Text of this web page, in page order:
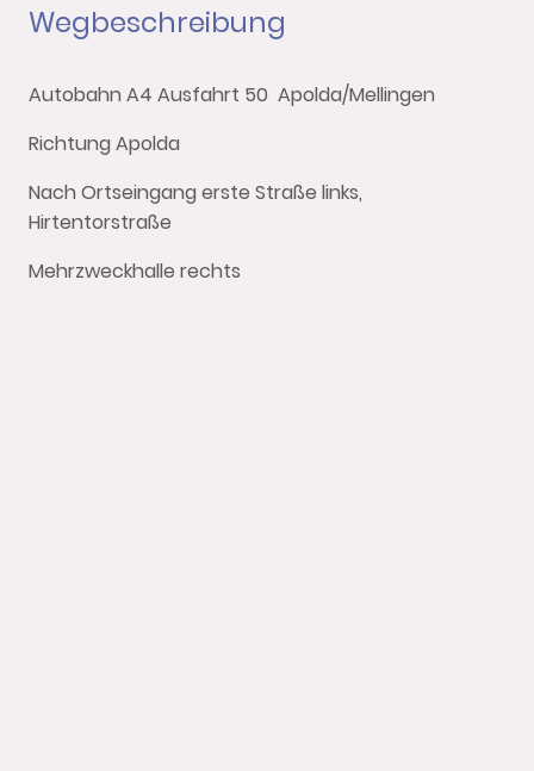
Wegbeschreibung
Autobahn A4 Ausfahrt 50 Apolda/Mellingen
Richtung Apolda
Nach Ortseingang erste Straße links,
Hirtentorstraße
Mehrzweckhalle rechts